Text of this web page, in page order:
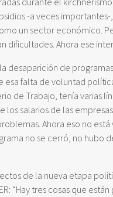
-a veces
un sector económico.
dificultades. Ahora ese
desaparición de
falta de voluntad
de Trabajo, tenía varias
los salarios de las
Ahora eso no
no se cerró, no hubo
de la nueva etapa
“Hay tres cosas que